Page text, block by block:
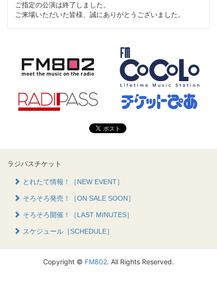
ご指定の公演は終了しました。
ご来場いただいた皆様、誠にありがとうございました。
ラジパスチケット
とれたて情報！［NEW EVENT］
そろそろ発売！［ON SALE SOON］
そろそろ開催！［LAST MINUTES］
スケジュール［SCHEDULE］
Copyright © FM802. All Rights Reserved.